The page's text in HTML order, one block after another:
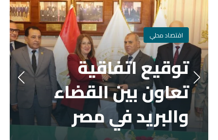
اقتصاد محلي
توقيع اتفاقية
تعاون بين القضاء
والبريد في مصر